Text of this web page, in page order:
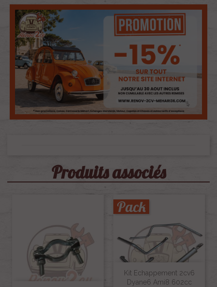
Produits associés
Kit Echappement 2cv6
Dyane6 Ami8 602cc
Pack